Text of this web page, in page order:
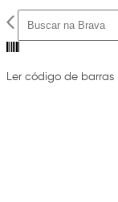
Ler código de barras